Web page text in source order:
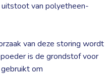
van polyetheen-
van deze storing wordt
is de grondstof voor
om